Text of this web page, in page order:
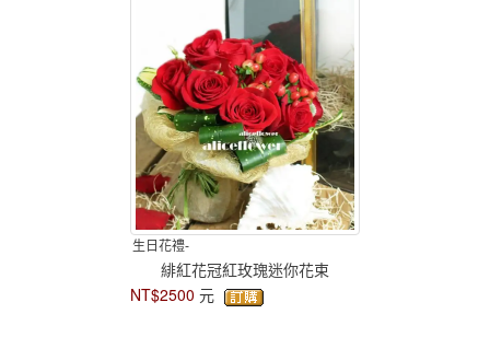
生日花禮-
緋紅花冠紅玫瑰迷你花束
NT$2500 元